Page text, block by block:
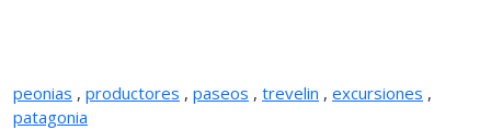
peonias , productores , paseos , trevelin , excursiones ,
patagonia